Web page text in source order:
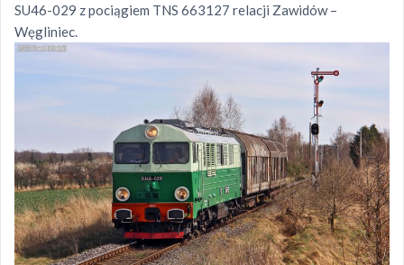
SU46-029 z pociągiem TNS 663127 relacji Zawidów –
Węgliniec.